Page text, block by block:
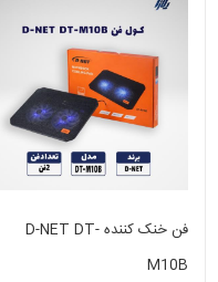
فن خنک کننده D-NET DT-
M10B